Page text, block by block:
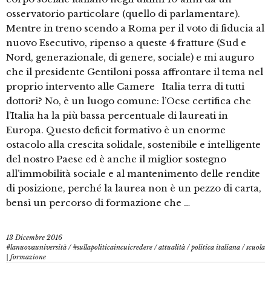
osservatorio particolare (quello di parlamentare).
Mentre in treno scendo a Roma per il voto di fiducia al
nuovo Esecutivo, ripenso a queste 4 fratture (Sud e
Nord, generazionale, di genere, sociale) e mi auguro
che il presidente Gentiloni possa affrontare il tema nel
proprio intervento alle Camere Italia terra di tutti
dottori? No, è un luogo comune: l’Ocse certifica che
l’Italia ha la più bassa percentuale di laureati in
Europa. Questo deficit formativo è un enorme
ostacolo alla crescita solidale, sostenibile e intelligente
del nostro Paese ed è anche il miglior sostegno
all’immobilità sociale e al mantenimento delle rendite
di posizione, perché la laurea non è un pezzo di carta,
bensì un percorso di formazione che …
13 Dicembre 2016
#lanuovauniversità /#sullapoliticaincuicredere /attualità /politica italiana /scuola
| formazione